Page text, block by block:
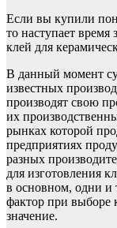
Если вы купили
то наступает
клей для
В данный момент
известных
производят свою
их
рынках которой
предприятиях
разных
для изготовления
в основном, одни и
фактор при выборе
значение.